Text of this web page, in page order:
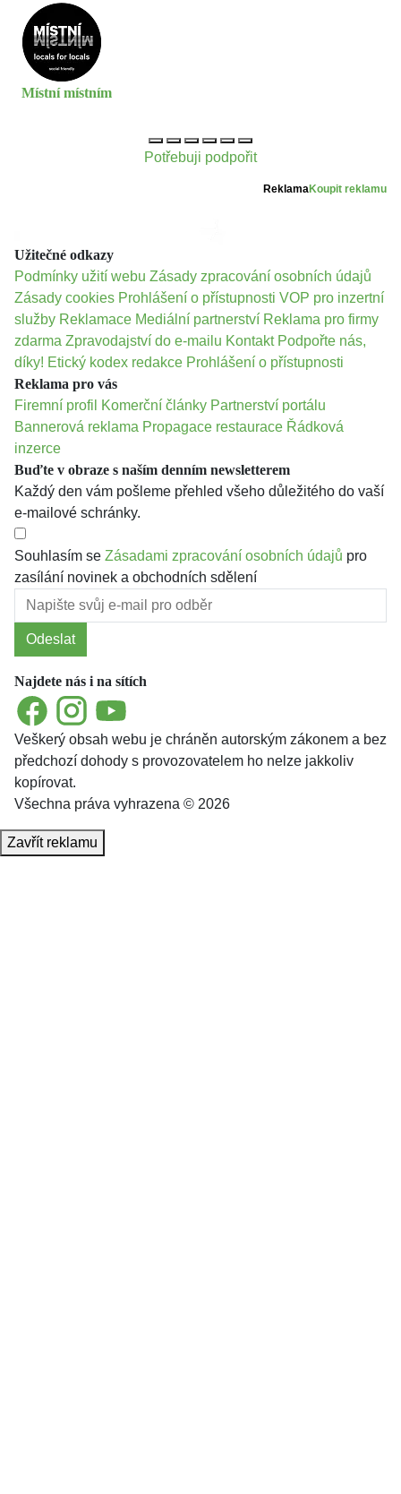
Místní místním
Potřebuji podpořit
ReklamaKoupit reklamu
Užitečné odkazy
Podmínky užití webu Zásady zpracování osobních údajů
Zásady cookies Prohlášení o přístupnosti VOP pro inzertní
služby Reklamace Mediální partnerství Reklama pro firmy
zdarma Zpravodajství do e-mailu Kontakt Podpořte nás,
díky! Etický kodex redakce Prohlášení o přístupnosti
Reklama pro vás
Firemní profil
Komerční články Partnerství portálu
Bannerová reklama Propagace restaurace Řádková
inzerce
Buďte v obraze s naším denním newsletterem
Každý den vám pošleme přehled všeho důležitého do vaší
e-mailové schránky.
Souhlasím se Zásadami zpracování osobních údajů pro
zasílání novinek a obchodních sdělení
Odeslat
Najdete nás i na sítích
FacebookInstagramYouTube
Veškerý obsah webu je chráněn autorským zákonem a bez
předchozí dohody s provozovatelem ho nelze jakkoliv
kopírovat.
Všechna práva vyhrazena © 2026
Zavřít reklamu